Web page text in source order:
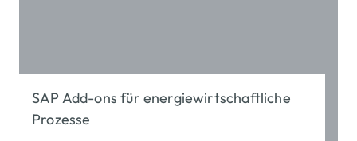
SAP Add-ons für energiewirtschaftliche
Prozesse